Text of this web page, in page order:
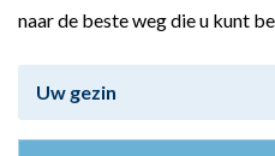
naar de beste weg die u kunt
Uw gezin